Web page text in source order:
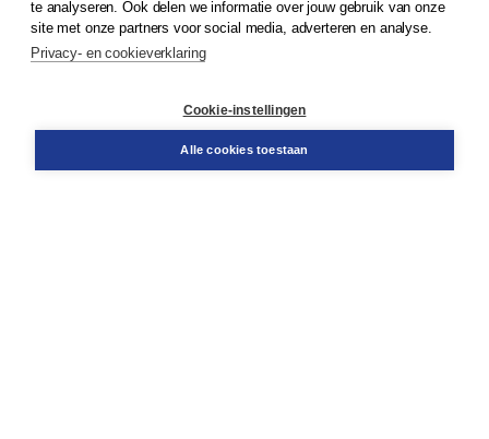
Bestellen
te analyseren. Ook delen we informatie over jouw gebruik van onze
site met onze partners voor social media, adverteren en analyse.
Privacy- en cookieverklaring
Cookie-instellingen
Alle cookies toestaan